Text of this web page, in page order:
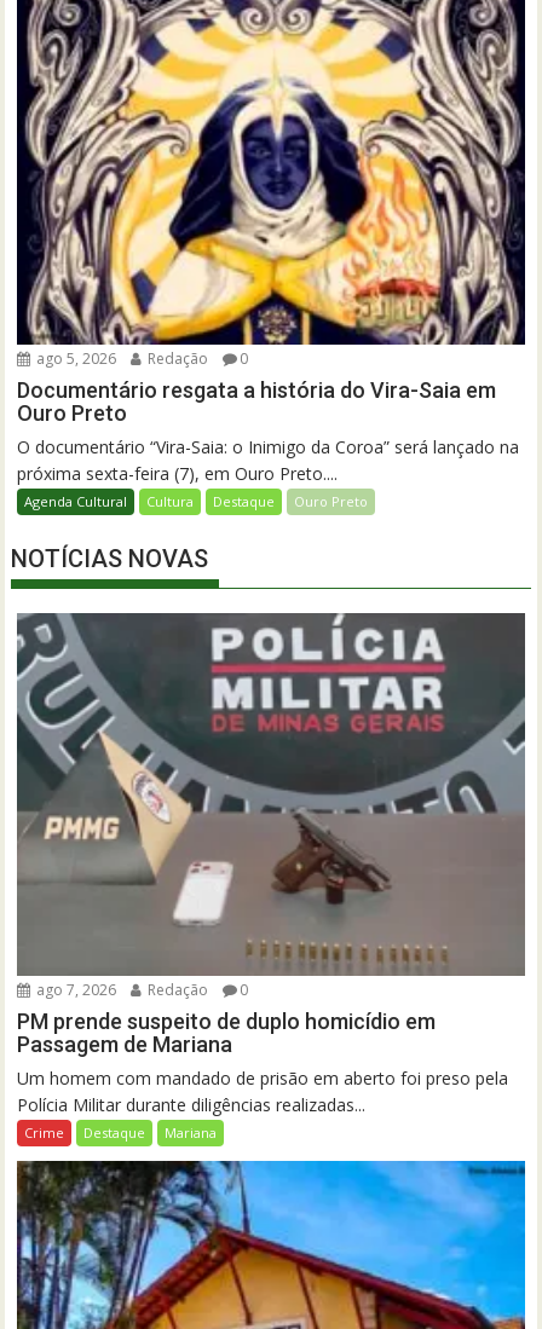
ago 5, 2026 Redação 0
Documentário resgata a história do Vira-Saia em
Ouro Preto
O documentário “Vira-Saia: o Inimigo da Coroa” será lançado na
próxima sexta-feira (7), em Ouro Preto....
Agenda Cultural Cultura Destaque Ouro Preto
NOTÍCIAS NOVAS
ago 7, 2026 Redação 0
PM prende suspeito de duplo homicídio em
Passagem de Mariana
Um homem com mandado de prisão em aberto foi preso pela
Polícia Militar durante diligências realizadas...
Crime Destaque Mariana